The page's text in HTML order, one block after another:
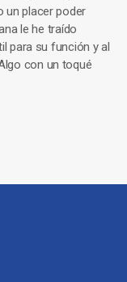
un placer poder
le he traído
para su función y al
con un toqué